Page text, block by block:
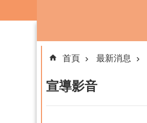
首頁 最新消息
宣導影音